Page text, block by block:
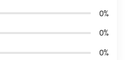
0%
0%
0%